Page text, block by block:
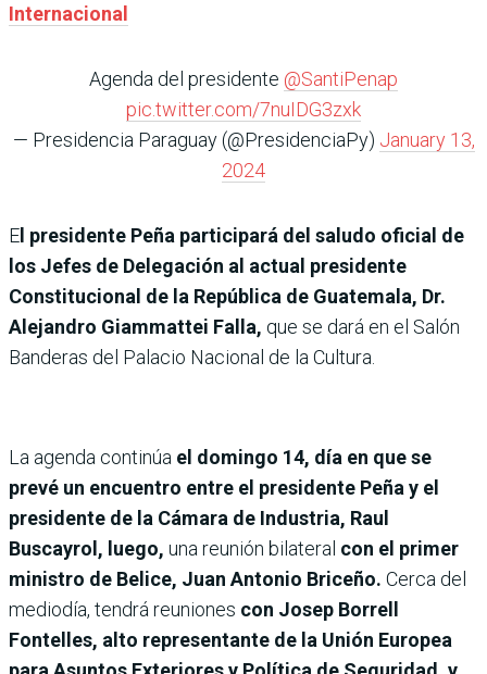
Internacional
Agenda del presidente @SantiPenap
pic.twitter.com/7nuIDG3zxk
— Presidencia Paraguay (@PresidenciaPy) January 13,
2024
El presidente Peña participará del saludo oficial de
los Jefes de Delegación al actual presidente
Constitucional de la República de Guatemala, Dr.
Alejandro Giammattei Falla, que se dará en el Salón
Banderas del Palacio Nacional de la Cultura.
La agenda continúa el domingo 14, día en que se
prevé un encuentro entre el presidente Peña y el
presidente de la Cámara de Industria, Raul
Buscayrol, luego, una reunión bilateral con el primer
ministro de Belice, Juan Antonio Briceño. Cerca del
mediodía, tendrá reuniones con Josep Borrell
Fontelles, alto representante de la Unión Europea